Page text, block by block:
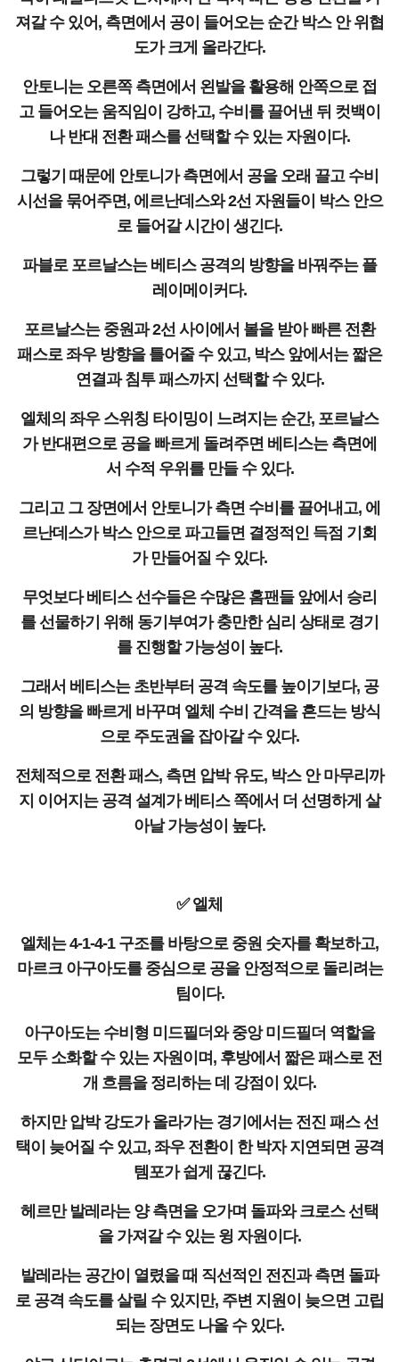
져갈 수 있어, 측면에서 공이 들어오는 순간 박스 안 위협
도가 크게 올라간다.
안토니는 오른쪽 측면에서 왼발을 활용해 안쪽으로 접
고 들어오는 움직임이 강하고, 수비를 끌어낸 뒤 컷백이
나 반대 전환 패스를 선택할 수 있는 자원이다.
그렇기 때문에 안토니가 측면에서 공을 오래 끌고 수비
시선을 묶어주면, 에르난데스와 2선 자원들이 박스 안으
로 들어갈 시간이 생긴다.
파블로 포르날스는 베티스 공격의 방향을 바꿔주는 플
레이메이커다.
포르날스는 중원과 2선 사이에서 볼을 받아 빠른 전환
패스로 좌우 방향을 틀어줄 수 있고, 박스 앞에서는 짧은
연결과 침투 패스까지 선택할 수 있다.
엘체의 좌우 스위칭 타이밍이 느려지는 순간, 포르날스
가 반대편으로 공을 빠르게 돌려주면 베티스는 측면에
서 수적 우위를 만들 수 있다.
그리고 그 장면에서 안토니가 측면 수비를 끌어내고, 에
르난데스가 박스 안으로 파고들면 결정적인 득점 기회
가 만들어질 수 있다.
무엇보다 베티스 선수들은 수많은 홈팬들 앞에서 승리
를 선물하기 위해 동기부여가 충만한 심리 상태로 경기
를 진행할 가능성이 높다.
그래서 베티스는 초반부터 공격 속도를 높이기보다, 공
의 방향을 빠르게 바꾸며 엘체 수비 간격을 흔드는 방식
으로 주도권을 잡아갈 수 있다.
전체적으로 전환 패스, 측면 압박 유도, 박스 안 마무리까
지 이어지는 공격 설계가 베티스 쪽에서 더 선명하게 살
아날 가능성이 높다.
✅ 엘체
엘체는 4-1-4-1 구조를 바탕으로 중원 숫자를 확보하고,
마르크 아구아도를 중심으로 공을 안정적으로 돌리려는
팀이다.
아구아도는 수비형 미드필더와 중앙 미드필더 역할을
모두 소화할 수 있는 자원이며, 후방에서 짧은 패스로 전
개 흐름을 정리하는 데 강점이 있다.
하지만 압박 강도가 올라가는 경기에서는 전진 패스 선
택이 늦어질 수 있고, 좌우 전환이 한 박자 지연되면 공격
템포가 쉽게 끊긴다.
헤르만 발레라는 양 측면을 오가며 돌파와 크로스 선택
을 가져갈 수 있는 윙 자원이다.
발레라는 공간이 열렸을 때 직선적인 전진과 측면 돌파
로 공격 속도를 살릴 수 있지만, 주변 지원이 늦으면 고립
되는 장면도 나올 수 있다.